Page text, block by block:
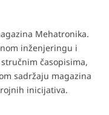
Mehatronika.
inženjeringu i
časopisima,
sadržaju magazina
inicijativa.